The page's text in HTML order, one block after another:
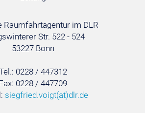
Raumfahrtagentur im DLR
Str. 522 - 524
53227 Bonn
0228 / 447312
0228 / 447709
siegfried.voigt(at)dlr.de